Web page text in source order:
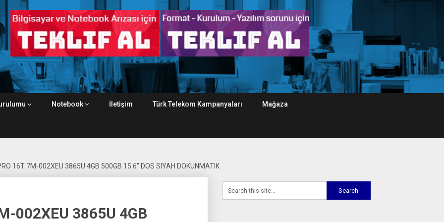
Notebook İletişim Türk Telekom Kampanyaları Mağaza
16T 7M-002XEU 3865U 4GB 500GB 15.6″ DOS SIYAH DOKUNMATIK
002XEU 3865U 4GB